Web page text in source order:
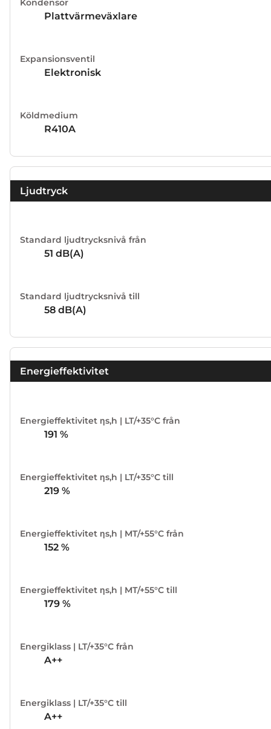
Kondensor
Plattvärmeväxlare
Expansionsventil
Elektronisk
Köldmedium
R410A
Ljudtryck
Standard ljudtrycksnivå från
51 dB(A)
Standard ljudtrycksnivå till
58 dB(A)
Energieffektivitet
Energieffektivitet ηs,h | LT/+35°C från
191 %
Energieffektivitet ηs,h | LT/+35°C till
219 %
Energieffektivitet ηs,h | MT/+55°C från
152 %
Energieffektivitet ηs,h | MT/+55°C till
179 %
Energiklass | LT/+35°C från
A++
Energiklass | LT/+35°C till
A++